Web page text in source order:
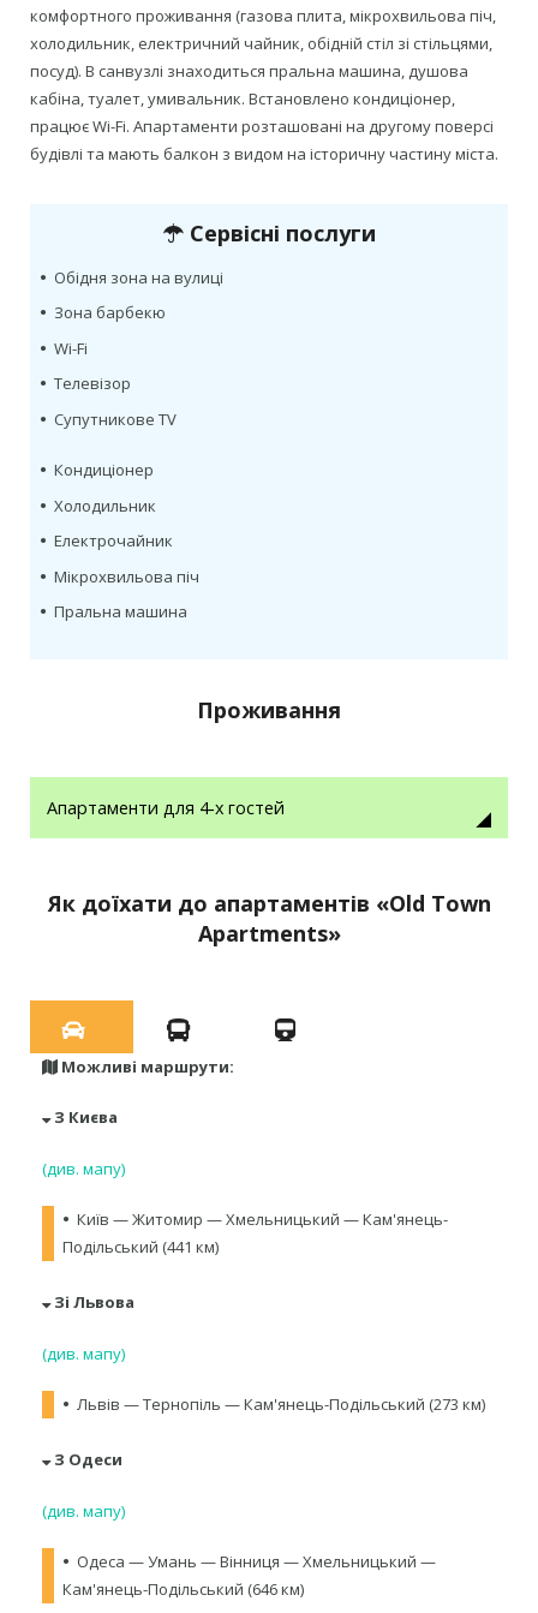
комфортного проживання (газова плита, мікрохвильова піч,
холодильник, електричний чайник, обідній стіл зі стільцями,
посуд). В санвузлі знаходиться пральна машина, душова
кабіна, туалет, умивальник. Встановлено кондиціонер,
працює Wi-Fi. Апартаменти розташовані на другому поверсі
будівлі та мають балкон з видом на історичну частину міста.
Сервісні послуги
• Обідня зона на вулиці
• Зона барбекю
• Wi-Fi
• Телевізор
• Супутникове TV
• Кондиціонер
• Холодильник
• Електрочайник
• Мікрохвильова піч
• Пральна машина
Проживання
Апартаменти для 4‑х гостей
Як доїхати до апартаментів «Old Town
Apartments»
Можливі маршрути:
З Києва
(див. мапу)
• Київ — Житомир — Хмельницький — Кам'янець-
Подільський (441 км)
Зі Львова
(див. мапу)
• Львів — Тернопіль — Кам'янець-Подільський (273 км)
З Одеси
(див. мапу)
• Одеса — Умань — Вінниця — Хмельницький —
Кам'янець-Подільський (646 км)